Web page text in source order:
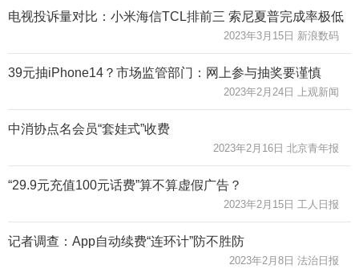
电视投诉量对比：小米海信TCL排前三 索尼夏普完成率极低
2023年3月15日 新浪数码
39元抽iPhone14？市场监管部门：网上参与抽奖要谨慎
2023年2月24日 上观新闻
中消协点名会员“套娃式”收费
2023年2月16日 北京青年报
“29.9元充值100元话费”算不算虚假广告？
2023年2月15日 工人日报
记者调查：App自动续费“连环计”防不胜防
2023年2月8日 法治日报